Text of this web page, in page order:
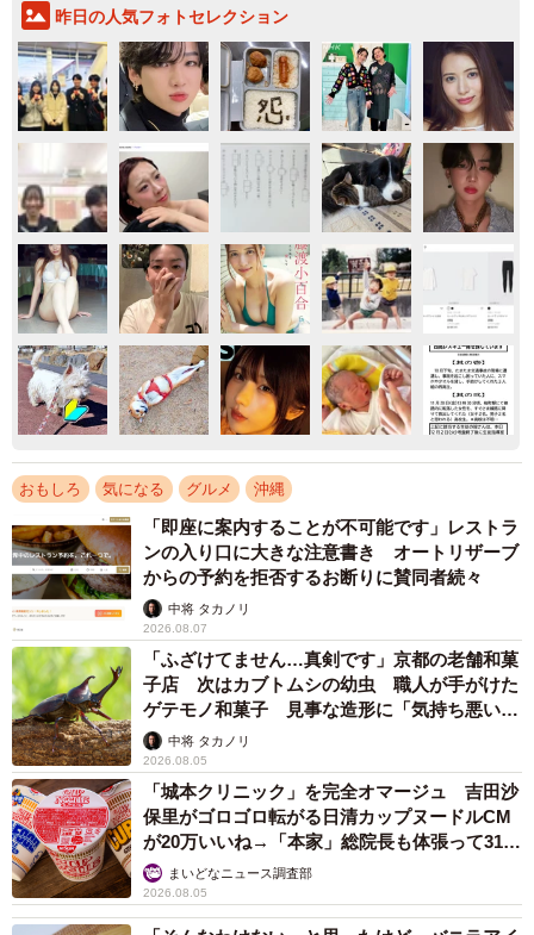
昨日の人気フォトセレクション
おもしろ 気になる グルメ 沖縄
「即座に案内することが不可能です」レストラ
ンの入り口に大きな注意書き オートリザーブ
からの予約を拒否するお断りに賛同者続々
中将 タカノリ
2026.08.07
「ふざけてません…真剣です」京都の老舗和菓
子店 次はカブトムシの幼虫 職人が手がけた
ゲテモノ和菓子 見事な造形に「気持ち悪いく
らいリアル」
中将 タカノリ
2026.08.05
「城本クリニック」を完全オマージュ 吉田沙
保里がゴロゴロ転がる日清カップヌードルCM
が20万いいね→「本家」総院長も体張って31万
いいねまいどなニュース調査部
2026.08.05